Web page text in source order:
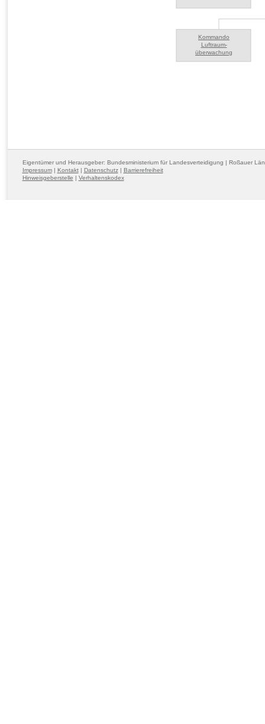
Kommando
Luftraum-
überwachung
Eigentümer und Herausgeber: Bundesministerium für Landesverteidigung | Roßauer
Impressum| Kontakt| Datenschutz| Barrierefreiheit
Hinweisgeberstelle | Verhaltenskodex